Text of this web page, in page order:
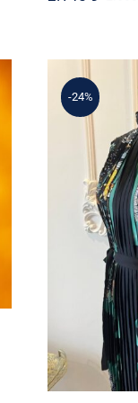
-24%